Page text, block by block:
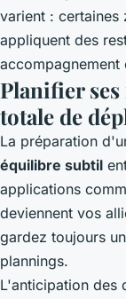
varient : certaines
appliquent des
accompagnement
Planifier
totale de
La préparation
équilibre subtil
applications
deviennent vos
gardez toujours
plannings.
L'anticipation des